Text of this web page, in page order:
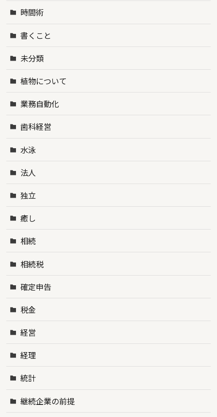
時間術
書くこと
未分類
植物について
業務自動化
歯科経営
水泳
法人
独立
癒し
相続
相続税
確定申告
税金
経営
経理
統計
継続企業の前提